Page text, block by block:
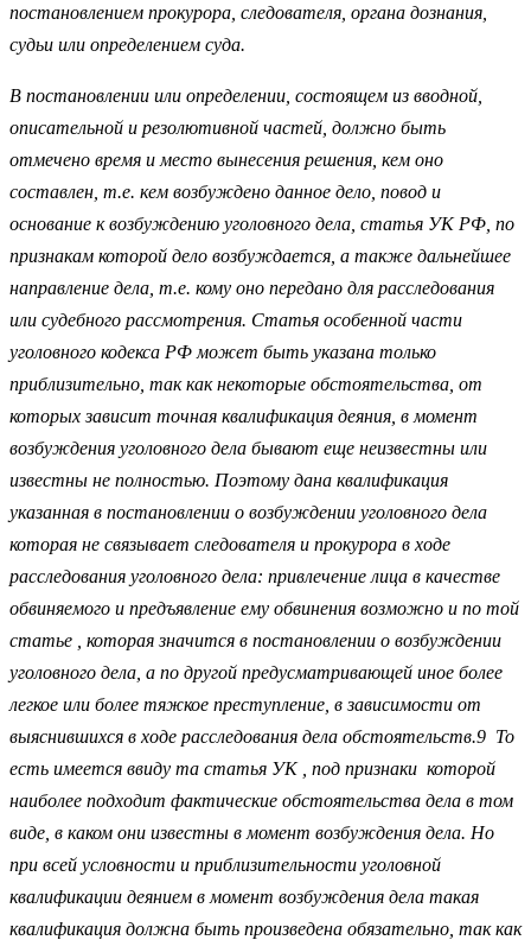
постановлением прокурора, следователя, органа дознания,
судьи или определением суда.
В постановлении или определении, состоящем из вводной,
описательной и резолютивной частей, должно быть
отмечено время и место вынесения решения, кем оно
составлен, т.е. кем возбуждено данное дело, повод и
основание к возбуждению уголовного дела, статья УК РФ, по
признакам которой дело возбуждается, а также дальнейшее
направление дела, т.е. кому оно передано для расследования
или судебного рассмотрения. Статья особенной части
уголовного кодекса РФ может быть указана только
приблизительно, так как некоторые обстоятельства, от
которых зависит точная квалификация деяния, в момент
возбуждения уголовного дела бывают еще неизвестны или
известны не полностью. Поэтому дана квалификация
указанная в постановлении о возбуждении уголовного дела
которая не связывает следователя и прокурора в ходе
расследования уголовного дела: привлечение лица в качестве
обвиняемого и предъявление ему обвинения возможно и по той
статье , которая значится в постановлении о возбуждении
уголовного дела, а по другой предусматривающей иное более
легкое или более тяжкое преступление, в зависимости от
выяснившихся в ходе расследования дела обстоятельств.9 То
есть имеется ввиду та статья УК , под признаки которой
наиболее подходит фактические обстоятельства дела в том
виде, в каком они известны в момент возбуждения дела. Но
при всей условности и приблизительности уголовной
квалификации деянием в момент возбуждения дела такая
квалификация должна быть произведена обязательно, так как